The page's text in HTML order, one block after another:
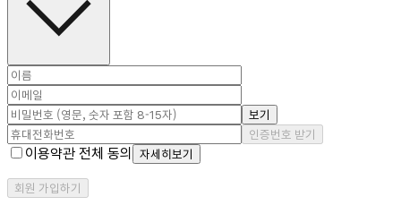
보기
인증번호 받기
이용약관 전체 동의 자세히보기
회원 가입하기